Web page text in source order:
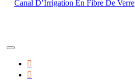
Canal D’Irrigation En Fibre De Verre